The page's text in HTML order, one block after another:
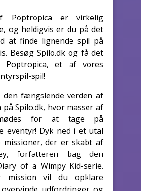
Poptropica er virkelig
og heldigvis er du på det
at finde lignende spil på
Besøg Spilo.dk og få det
Poptropica, et af vores
spil!
fængslende verden af
på Spilo.dk, hvor masser af
for at tage på
eventyr! Dyk ned i et utal
missioner, der er skabt af
forfatteren bag den
of a Wimpy Kid-serie.
mission vil du opklare